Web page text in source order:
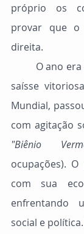
próprio os
provar que
direita.
saísse
Mundial,
"Biênio
ocupações).
com sua
enfrentando
social e